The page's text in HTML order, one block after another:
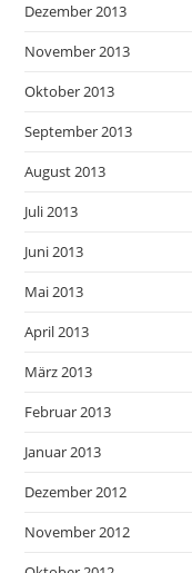
Dezember 2013
November 2013
Oktober 2013
September 2013
August 2013
Juli 2013
Juni 2013
Mai 2013
April 2013
März 2013
Februar 2013
Januar 2013
Dezember 2012
November 2012